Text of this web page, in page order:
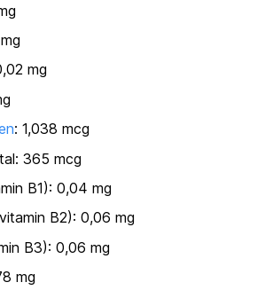
mg
: 1,038 mcg
365 mcg
B1): 0,04 mg
B2): 0,06 mg
B3): 0,06 mg
mg